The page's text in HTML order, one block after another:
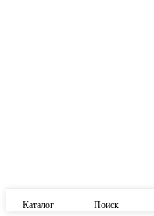
Каталог Поиск